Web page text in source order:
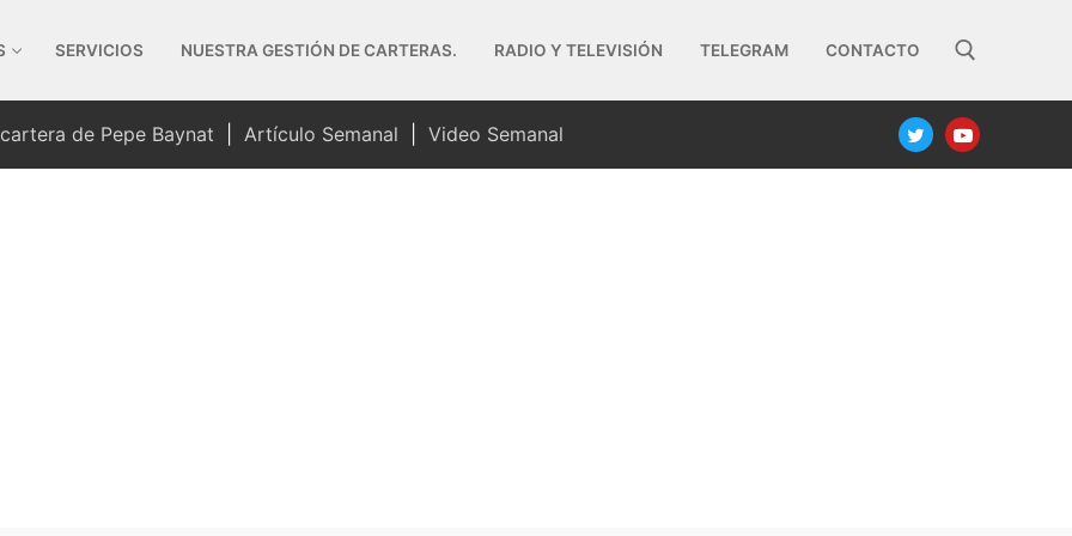
SERVICIOS NUESTRA GESTIÓN DE CARTERAS. RADIO Y TELEVISIÓN TELEGRAM CONTACTO
de Pepe Baynat Artículo Semanal Video Semanal